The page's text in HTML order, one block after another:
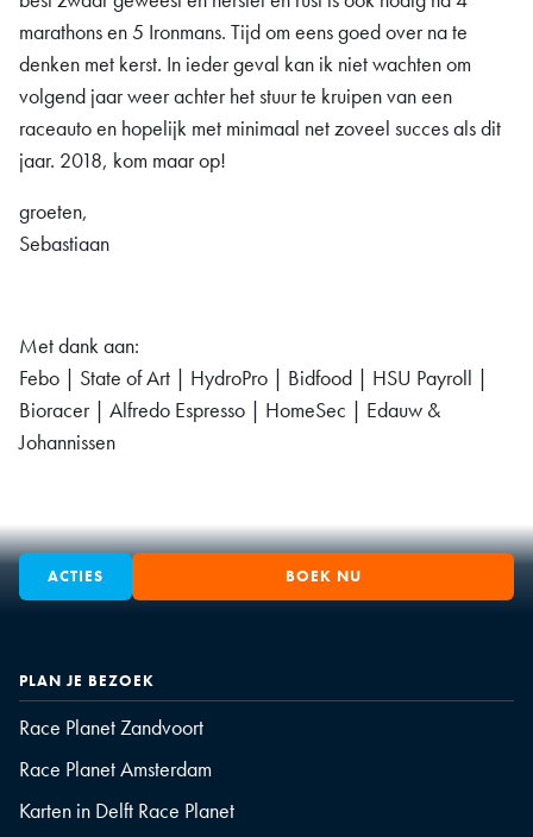
marathons en 5 Ironmans. Tijd om eens goed over na te
denken met kerst. In ieder geval kan ik niet wachten om
volgend jaar weer achter het stuur te kruipen van een
raceauto en hopelijk met minimaal net zoveel succes als dit
jaar. 2018, kom maar op!
groeten,
Sebastiaan
Met dank aan:
Febo | State of Art | HydroPro | Bidfood | HSU Payroll |
Bioracer | Alfredo Espresso | HomeSec | Edauw &
Johannissen
ACTIES BOEK NU
PLAN JE BEZOEK
Race Planet Zandvoort
Race Planet Amsterdam
Karten in Delft Race Planet